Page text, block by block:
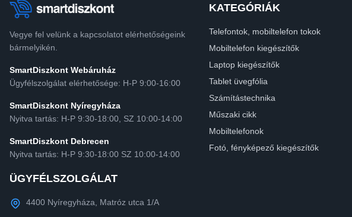
Vegye fel velünk a kapcsolatot elérhetőségeink
bármelyikén.
SmartDiszkont Webáruház
Ügyfélszolgálat elérhetősége: H-P 9:00-16:00
SmartDiszkont Nyíregyháza
Nyitva tartás: H-P 9:30-18:00, SZ 10:00-14:00
SmartDiszkont Debrecen
Nyitva tartás: H-P 9:30-18:00 SZ 10:00-14:00
ÜGYFÉLSZOLGÁLAT
4400 Nyíregyháza, Matróz utca 1/A
KATEGÓRIÁK
Telefontok, mobiltelefon tokok
Mobiltelefon kiegészítők
Laptop kiegészítők
Tablet üvegfólia
Számítástechnika
Műszaki cikk
Mobiltelefonok
Fotó, fényképező kiegészítők